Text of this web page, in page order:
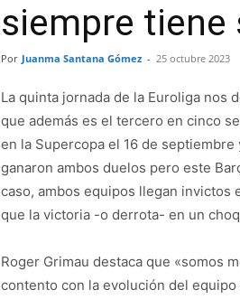
siempre tiene
Por Juanma Santana Gómez - 25 octubre 2023
La quinta jornada de la Euroliga nos
que además es el tercero en cinco
en la Supercopa el 16 de
ganaron ambos duelos pero este
caso, ambos equipos llegan invictos
que la victoria -o derrota- en un
Roger Grimau destaca que «somos
contento con la evolución del